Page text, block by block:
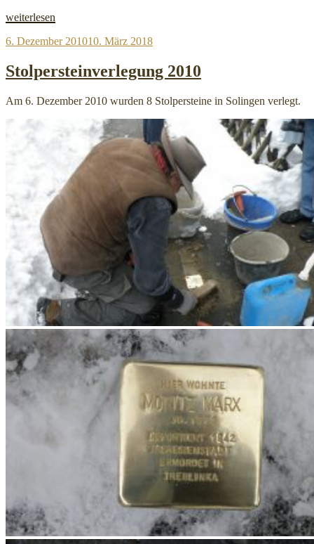
„Alexander-
Schule
Projekttag
zum
weiterlesen
Veröffentlicht
6. Dezember 201010. März 2018
Stolpersteinverlegung 2010
Am 6. Dezember 2010 wurden 8 Stolpersteine in Solingen verlegt.